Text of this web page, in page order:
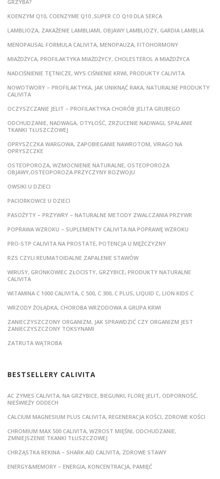
GRZYBA?
KOENZYM Q10, COENZYME Q10 ,SUPER CO Q10 DLA SERCA
LAMBLIOZA, ZAKAŻENIE LAMBLIAMI, OBJAWY LAMBLIOZY, GARDIA LAMBLIA
MENOPAUSAL FORMULA CALIVITA, MENOPAUZA, FITOHORMONY
MIAŻDŻYCA, PROFILAKTYKA MIAŻDŻYCY, CHOLESTEROL A MIAŻDŻYCA
NADCIŚNIENIE TĘTNICZE, WYS.CIŚNIENIE KRWI, PRODUKTY CALIVITA
NOWOTWORY – PROFILAKTYKA, JAK UNIKNĄĆ RAKA, NATURALNE PRODUKTY
CALIVITA
OCZYSZCZANIE JELIT – PROFILAKTYKA CHORÓB JELITA GRUBEGO
ODCHUDZANIE, NADWAGA, OTYŁOŚĆ, ZRZUCENIE NADWAGI, SPALANIE
TKANKI TŁUSZCZOWEJ
OPRYSZCZKA WARGOWA, ZAPOBIEGANIE NAWROTOM, VIRAGO NA
OPRYSZCZKE
OSTEOPOROZA, WZMOCNIENIE NATURALNE, OSTEOPOROZA
OBJAWY,OSTEOPOROZA PRZYCZYNY ROZWOJU
OWSIKI U DZIECI
PACIORKOWCE U DZIECI
PASOŻYTY – PRZYWRY – NATURALNE METODY ZWALCZANIA PRZYWR
POPRAWA WZROKU – SUPLEMENTY CALIVITA NA POPRAWĘ WZROKU
PRO-STP CALIVITA NA PROSTATE, POTENCJA U MĘŻCZYZNY
RZS CZYLI REUMATOIDALNE ZAPALENIE STAWÓW
WIRUSY, GRONKOWIEC ZŁOCISTY, GRZYBICE, PRODUKTY NATURALNE
CALIVITA
WITAMINA C 1000 CALIVITA, C 500, C 300, C PLUS, LIQUID C, LION KIDS C
WRZODY ŻOŁĄDKA, CHOROBA WRZODOWA A GRUPA KRWI
ZANIECZYSZCZONY ORGANIZM, JAK SPRAWDZIĆ CZY ORGANIZM JEST
ZANIECZYSZCZONY TOKSYNAMI
ZATRUTA WĄTROBA
BESTSELLERY CALIVITA
AC ZYMES CALIVITA, NA GRZYBICE, BIEGUNKI, FLORĘ JELIT, ODPORNOŚĆ,
NIEŚWIEŻY ODDECH
CALCIUM MAGNESIUM PLUS CALIVITA, REGENERACJA KOŚCI, ZDROWE KOŚCI
CHROMIUM MAX 500 CALIVITA, WZROST MIĘŚNI, ODCHUDZANIE,
ZMNIEJSZENIE TKANKI TŁUSZCZOWEJ
CHRZĄSTKA REKINA – SHARK AID CALIVITA, ZDROWE STAWY
ENERGY&MEMORY – ENERGIA, KONCENTRACJA, PAMIĘĆ